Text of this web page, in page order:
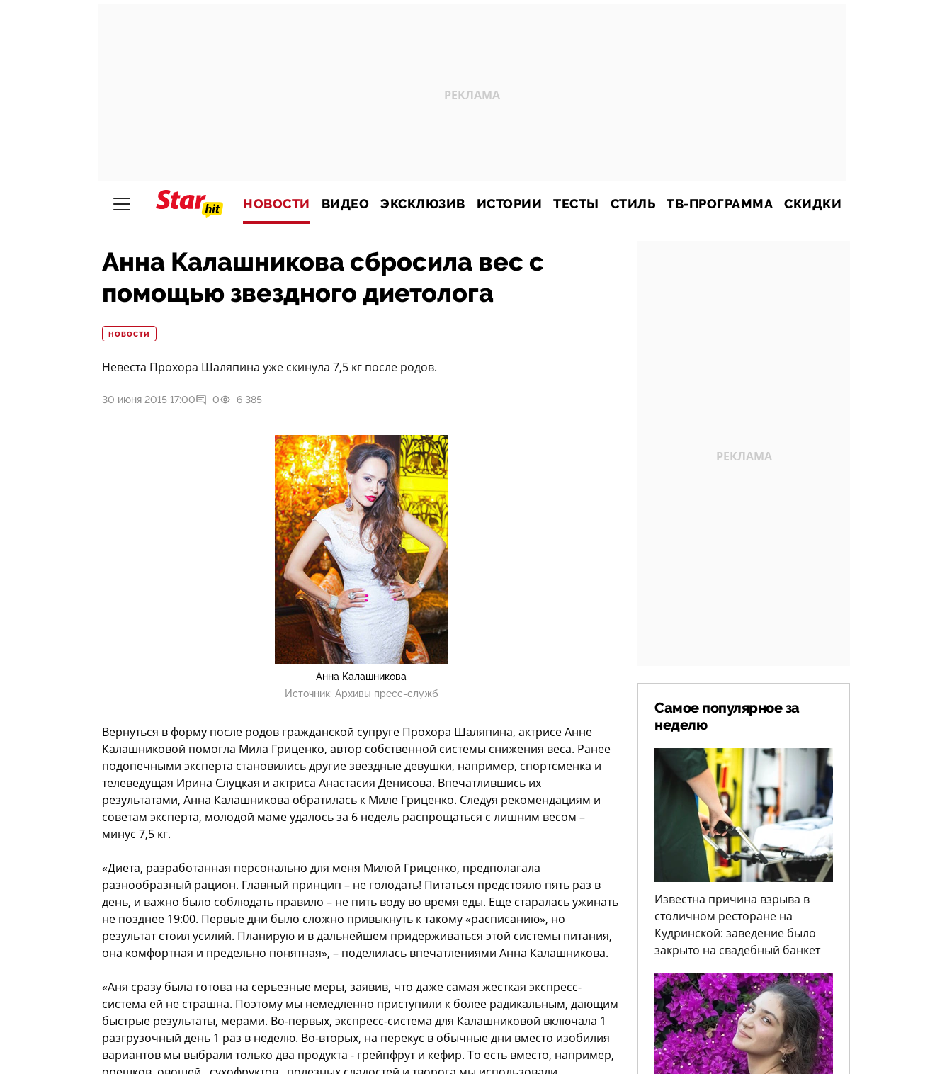
НОВОСТИ ВИДЕО ЭКСКЛЮЗИВ ИСТОРИИ ТЕСТЫ СТИЛЬ ТВ-ПРОГРАММА СКИДКИ
Анна Калашникова сбросила вес с
помощью звездного диетолога
НОВОСТИ
Невеста Прохора Шаляпина уже скинула 7,5 кг после родов.
30 июня 2015 17:00 0 6 385
Анна Калашникова
Источник: Архивы пресс-служб
Вернуться в форму после родов гражданской супруге Прохора Шаляпина, актрисе Анне
Калашниковой помогла Мила Гриценко, автор собственной системы снижения веса. Ранее
подопечными эксперта становились другие звездные девушки, например, спортсменка и
телеведущая Ирина Слуцкая и актриса Анастасия Денисова. Впечатлившись их
результатами, Анна Калашникова обратилась к Миле Гриценко. Следуя рекомендациям и
советам эксперта, молодой маме удалось за 6 недель распрощаться с лишним весом –
минус 7,5 кг.
«Диета, разработанная персонально для меня Милой Гриценко, предполагала
разнообразный рацион. Главный принцип – не голодать! Питаться предстояло пять раз в
день, и важно было соблюдать правило – не пить воду во время еды. Еще старалась ужинать
не позднее 19:00. Первые дни было сложно привыкнуть к такому «расписанию», но
результат стоил усилий. Планирую и в дальнейшем придерживаться этой системы питания,
она комфортная и предельно понятная», – поделилась впечатлениями Анна Калашникова.
«Аня сразу была готова на серьезные меры, заявив, что даже самая жесткая экспресс-
система ей не страшна. Поэтому мы немедленно приступили к более радикальным, дающим
быстрые результаты, мерами. Во-первых, экспресс-система для Калашниковой включала 1
разгрузочный день 1 раз в неделю. Во-вторых, на перекус в обычные дни вместо изобилия
вариантов мы выбрали только два продукта - грейпфрут и кефир. То есть вместо, например,
Самое популярное за
неделю
Известна причина взрыва в
столичном ресторане на
Кудринской: заведение было
закрыто на свадебный банкет